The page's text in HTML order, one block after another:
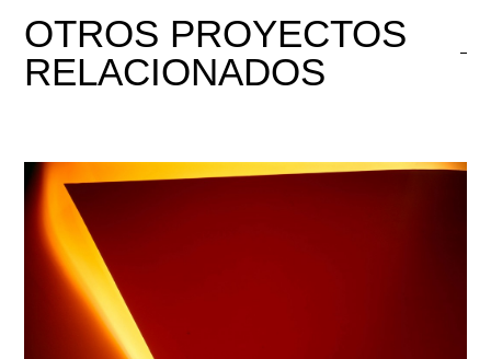
OTROS PROYECTOS
RELACIONADOS